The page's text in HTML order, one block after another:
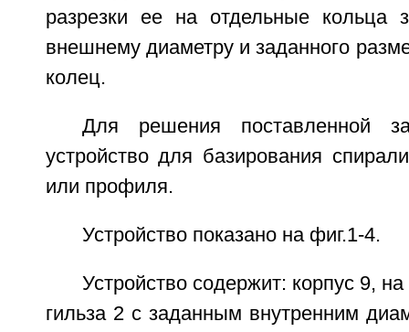
разрезки ее на отдельные кольца
внешнему диаметру и заданного
колец.
Для решения поставленной
устройство для базирования
или профиля.
Устройство показано на фиг.1-4.
Устройство содержит: корпус 9,
гильза 2 с заданным внутренним